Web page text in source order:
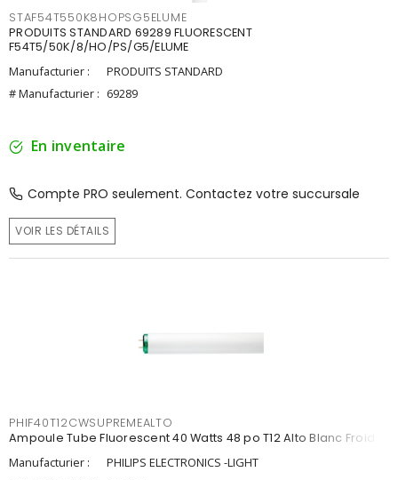
STAF54T550K8HOPSG5ELUME
PRODUITS STANDARD 69289 FLUORESCENT
F54T5/50K/8/HO/PS/G5/ELUME
Manufacturier :
PRODUITS STANDARD
# Manufacturier : 69289
En inventaire
Compte PRO seulement. Contactez votre succursale
VOIR LES DÉTAILS
PHIF40T12CWSUPREMEALTO
Ampoule Tube Fluorescent 40 Watts 48 po T12 Alto Blanc Froid
Manufacturier :
PHILIPS ELECTRONICS -LIGHT